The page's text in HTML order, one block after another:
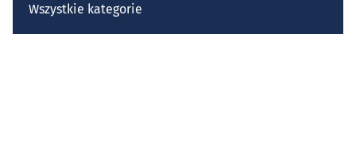
Wszystkie kategorie